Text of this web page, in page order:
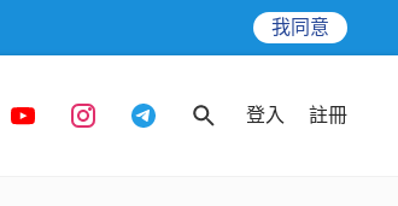
我同意
登入 註冊